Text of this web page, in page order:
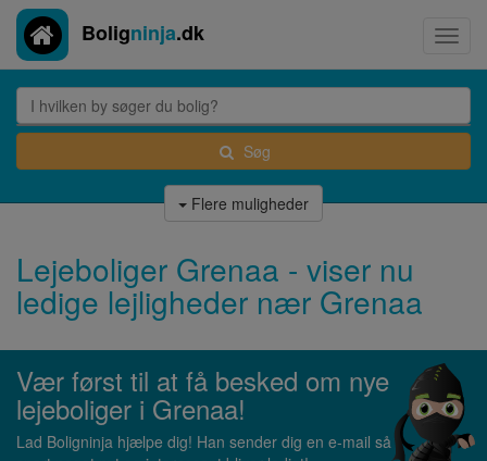
Boligninja.dk
Søg
Flere muligheder
Lejeboliger Grenaa - viser nu
ledige lejligheder nær Grenaa
Vær først til at få besked om nye
lejeboliger i Grenaa!
Lad Boligninja hjælpe dig! Han sender dig en e-mail så